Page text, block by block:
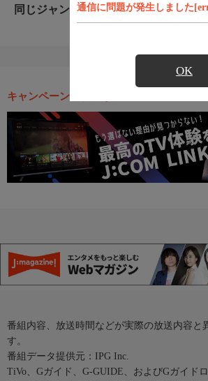
通信に問題が発生しました
OK
同じジャンルのおすすめ番組
キャンペーン・お得な情報
番組内容、放送時間などが実際の放送内容と
す。
番組データ提供元：IPG Inc.
TiVo、Gガイド、G-GUIDE、およびGガイド